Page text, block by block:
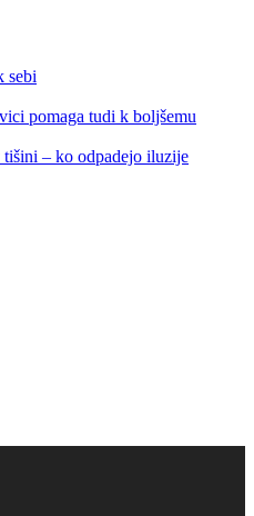
sebi
pomaga tudi k boljšemu
tišini – ko odpadejo iluzije